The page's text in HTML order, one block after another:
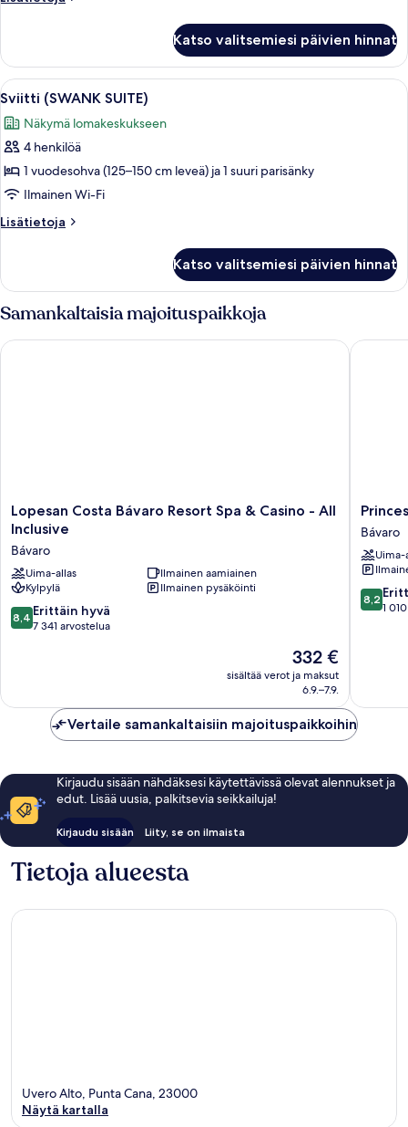
(SWANK)
Katso valitsemiesi päivien hinnat
Avaa
kaikki
huonetyypin
Sviitti
(SWANK
SUITE)
kuvat
Siististi pedattu sänky, jossa on
5
Sviitti (SWANK SUITE)
Näkymä lomakeskukseen
4 henkilöä
1 vuodesohva (125–150 cm leveä) ja 1 suuri parisänky
Ilmainen Wi-Fi
Lisätietoja
Lisätietoja
SUITE)
Katso valitsemiesi päivien hinnat
Samankaltaisia majoituspaikkoja
Lopesan
Costa
Resort
Spa
&
Casino
-
Lopesan Costa Bávaro Resort Spa & Casino - All
Inclusive
Bávaro
Uima-allas
Ilmainen aamiainen
Kylpylä
Ilmainen pysäköinti
8.4
kautta
arvostelua
8,4 Erittäin hyvä
7 341 arvostelua
Hinta
on
332 €
332 €
sisältää verot ja maksut
6.9.–7.9.
Lopesan Costa Bávaro Resort Spa & Casino - All Inclusive
Princess
Family
Club
Bavaro
-
All
Inclusive
Bávaro
Uima-
8.2
kautta
8,2
1
Vertaile samankaltaisiin majoituspaikkoihin
Kirjaudu sisään nähdäksesi käytettävissä olevat alennukset ja
edut. Lisää uusia, palkitsevia seikkailuja!
Kirjaudu sisään Liity, se on ilmaista
Tietoja alueesta
Uvero Alto, Punta Cana, 23000
Näytä kartalla